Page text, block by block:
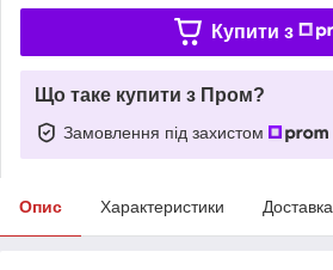
Купити з
Що таке купити з Пром?
Замовлення під захистом
Опис Характеристики Доставка